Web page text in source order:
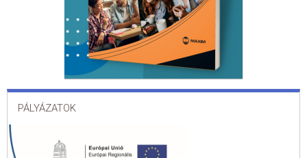
PÁLYÁZATOK